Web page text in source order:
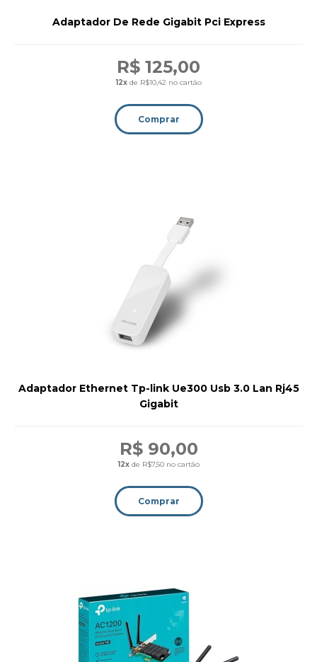
Adaptador De Rede Gigabit Pci Express
R$ 125,00
12xde R$10,42 no cartão
Comprar
Adaptador Ethernet Tp-link Ue300 Usb 3.0 Lan Rj45
Gigabit
R$ 90,00
12xde R$7,50 no cartão
Comprar